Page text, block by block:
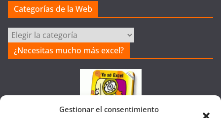
Gestionar el consentimiento
Categorías de la Web
Categorías
la
¿Necesitas mucho más excel?